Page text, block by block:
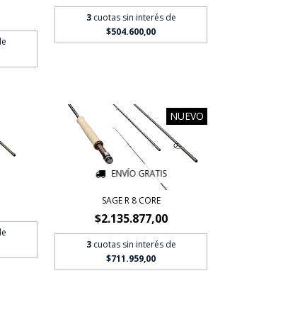
3 cuotas sin interés de
$504.600,00
ENVÍO GRATIS
NUEVO
SAGE R 8 CORE
$2.135.877,00
3 cuotas sin interés de
$711.959,00